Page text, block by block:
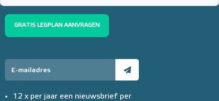
GRATIS LEGPLAN AANVRAGEN
12 x per jaar een nieuwsbrief per